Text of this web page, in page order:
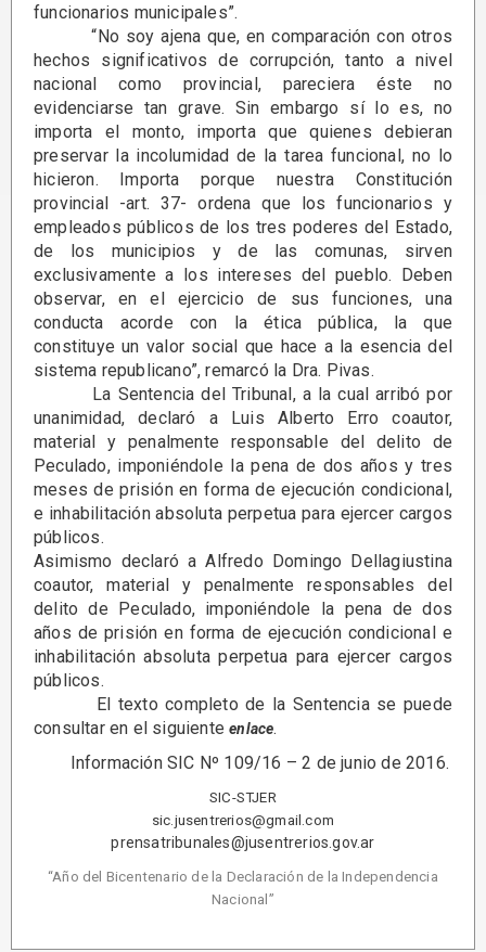
funcionarios municipales”.
“No soy ajena que, en comparación con otros
hechos significativos de corrupción, tanto a nivel
nacional como provincial, pareciera éste no
evidenciarse tan grave. Sin embargo sí lo es, no
importa el monto, importa que quienes debieran
preservar la incolumidad de la tarea funcional, no lo
hicieron. Importa porque nuestra Constitución
provincial -art. 37- ordena que los funcionarios y
empleados públicos de los tres poderes del Estado,
de los municipios y de las comunas, sirven
exclusivamente a los intereses del pueblo. Deben
observar, en el ejercicio de sus funciones, una
conducta acorde con la ética pública, la que
constituye un valor social que hace a la esencia del
sistema republicano”, remarcó la Dra. Pivas.
La Sentencia del Tribunal, a la cual arribó por
unanimidad, declaró a Luis Alberto Erro coautor,
material y penalmente responsable del delito de
Peculado, imponiéndole la pena de dos años y tres
meses de prisión en forma de ejecución condicional,
e inhabilitación absoluta perpetua para ejercer cargos
públicos.
Asimismo declaró a Alfredo Domingo Dellagiustina
coautor, material y penalmente responsables del
delito de Peculado, imponiéndole la pena de dos
años de prisión en forma de ejecución condicional e
inhabilitación absoluta perpetua para ejercer cargos
públicos.
El texto completo de la Sentencia se puede
consultar en el siguienteenlace.
Información SIC Nº 109/16 – 2 de junio de 2016.
SIC-STJER
sic.jusentrerios@gmail.com
prensatribunales@jusentrerios.gov.ar
“Año del Bicentenario de la Declaración de la Independencia
Nacional”